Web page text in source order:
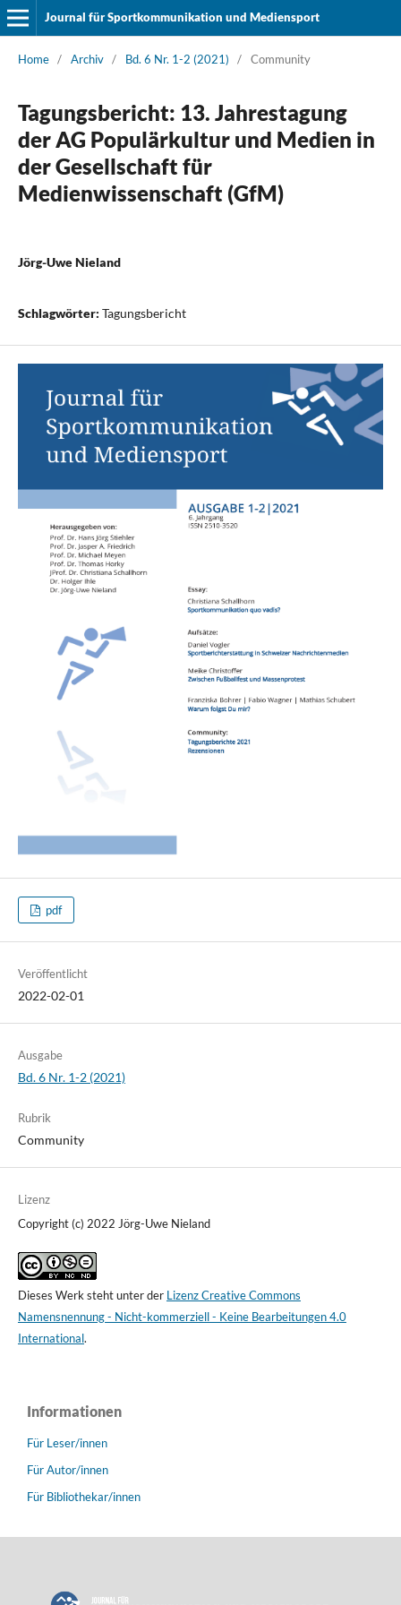
Journal für Sportkommunikation und Mediensport
Home / Archiv / Bd. 6 Nr. 1-2 (2021) / Community
Tagungsbericht: 13. Jahrestagung
der AG Populärkultur und Medien in
der Gesellschaft für
Medienwissenschaft (GfM)
Jörg-Uwe Nieland
Schlagwörter: Tagungsbericht
pdf
Veröffentlicht
2022-02-01
Ausgabe
Bd. 6 Nr. 1-2 (2021)
Rubrik
Community
Lizenz
Copyright (c) 2022 Jörg-Uwe Nieland
Dieses Werk steht unter der Lizenz Creative Commons
Namensnennung - Nicht-kommerziell - Keine Bearbeitungen 4.0
International.
Informationen
Für Leser/innen
Für Autor/innen
Für Bibliothekar/innen